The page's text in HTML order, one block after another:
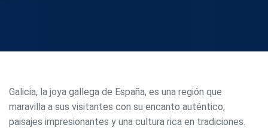
Galicia, la joya gallega de España, es una región que
maravilla a sus visitantes con su encanto auténtico,
paisajes impresionantes y una cultura rica en tradiciones.